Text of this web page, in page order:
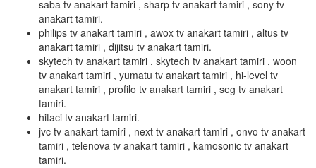
saba tv anakart tamiri , sharp tv anakart tamiri , sony tv
anakart tamiri.
philips tv anakart tamiri , awox tv anakart tamiri , altus tv
anakart tamiri , dijitsu tv anakart tamiri.
skytech tv anakart tamiri , skytech tv anakart tamiri , woon
tv anakart tamiri , yumatu tv anakart tamiri , hi-level tv
anakart tamiri , profilo tv anakart tamiri , seg tv anakart
tamiri.
hitaci tv anakart tamiri.
jvc tv anakart tamiri , next tv anakart tamiri , onvo tv anakart
tamiri , telenova tv anakart tamiri , kamosonic tv anakart
tamiri.